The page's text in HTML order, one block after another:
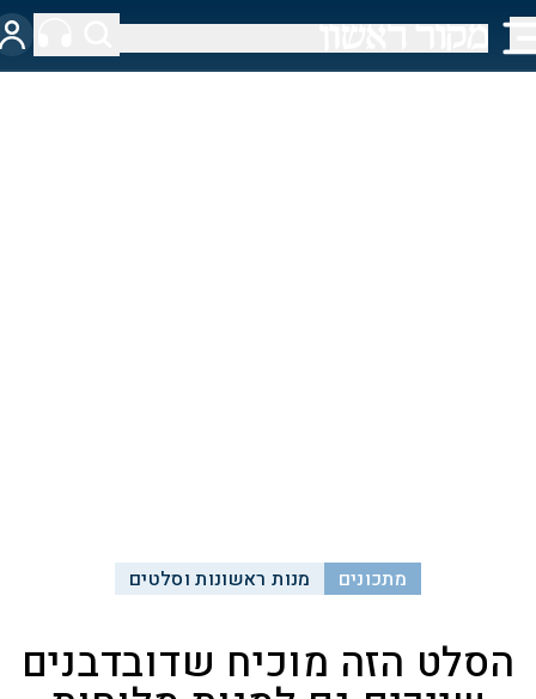
מתכונים מנות ראשונות וסלטים
הסלט הזה מוכיח שדובדבנים